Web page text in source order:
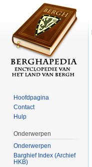
Hoofdpagina
Contact
Hulp
Onderwerpen
Onderwerpen
Barghief Index (Archief
HKB)